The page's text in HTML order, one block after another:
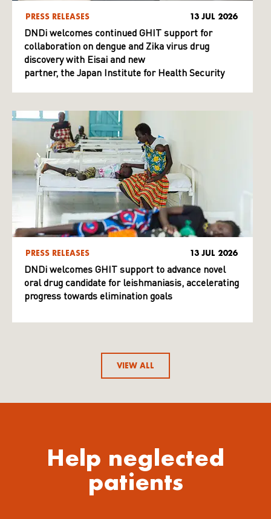
PRESS RELEASES 13 JUL 2026
DNDi welcomes continued GHIT support for
collaboration on dengue and Zika virus drug
discovery with Eisai and new
partner, the Japan Institute for Health Security
PRESS RELEASES 13 JUL 2026
DNDi welcomes GHIT support to advance novel
oral drug candidate for leishmaniasis, accelerating
progress towards elimination goals
VIEW ALL
Help neglected
patients